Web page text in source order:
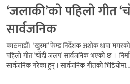
‘जलाकी’को पहिलो गीत
सार्वजनिक
काठमाडौँ। ‘खुस्मा’ फेम्ड निर्देशक अशोक थापा
पहिलो गीत ‘चाँदी जलप’ सार्वजनिक भएको छ ।
सार्वजनिक गरेका हुन् । सार्वजनिक गीतको भिडियोमा...